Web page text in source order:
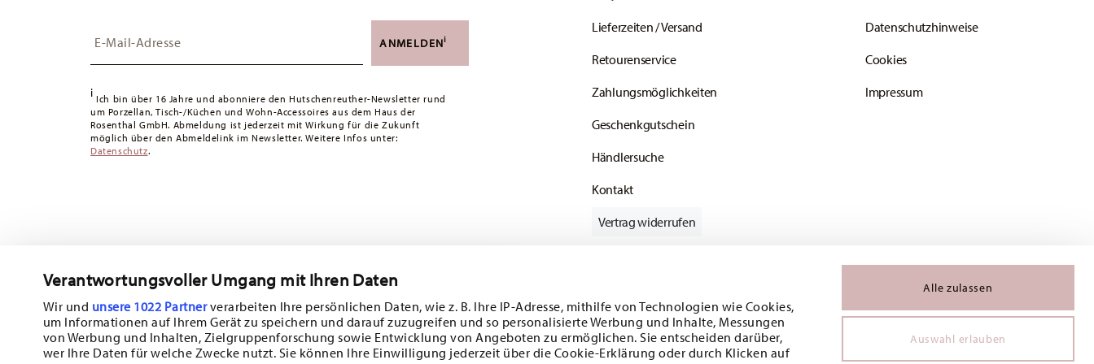
Verantwortungsvoller Umgang mit Ihren Daten
Wir und unsere 1022 Partnerverarbeiten Ihre persönlichen Daten, wie z. B. Ihre IP-Adresse, mithilfe von Technologien wie Cookies,
um Informationen auf Ihrem Gerät zu speichern und darauf zuzugreifen und so personalisierte Werbung und Inhalte, Messungen
von Werbung und Inhalten, Zielgruppenforschung sowie Entwicklung von Angeboten zu ermöglichen. Sie entscheiden darüber,
wer Ihre Daten für welche Zwecke nutzt. Sie können Ihre Einwilligung jederzeit über die Cookie-Erklärung oder durch Klicken auf
Alle zulassen
Auswahl erlauben
Schweiz:Lieferungen in die Schweiz sind ab 49,90 CHF versandkostenfrei. Unter einem Bestellwert von
Lieferzeit innerhalb Deutschlands:3-5 Werktage für vorrätige Artikel. Sie können die Lieferzeiten in
andere Länderhier einsehen.
Retouren:Für Retouren nutzen Sie bitte unserenRetourenservice
ANMELDENi
i Ich bin über 16 Jahre und abonniere den Hutschenreuther-Newsletter rund
um Porzellan, Tisch-/Küchen und Wohn-Accessoires aus dem Haus der
Rosenthal GmbH. Abmeldung ist jederzeit mit Wirkung für die Zukunft
möglich über den Abmeldelink im Newsletter. Weitere Infos unter:
Datenschutz.
Lieferzeiten / Versand
Retourenservice
Zahlungsmöglichkeiten
Geschenkgutschein
Händlersuche
Kontakt
Datenschutzhinweise
Cookies
Impressum
Vertrag widerrufen
Folgen Sie uns auf
Abonnieren Sie unseren Newsletter und erhalten Sie einen Rabatt im Wert von
10%!
Halten Sie sich über Neuigkeiten, Trends und